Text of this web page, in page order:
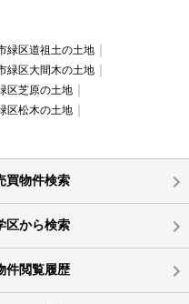
緑区道祖土の土地
緑区大間木の土地
区芝原の土地
区松木の土地
買物件検索
区から検索
件閲覧履歴